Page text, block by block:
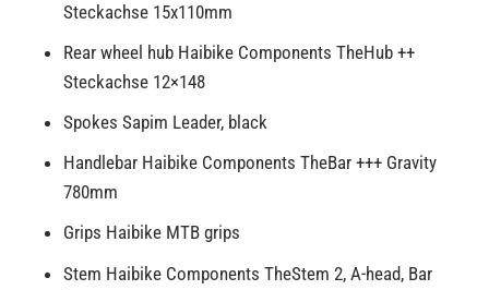
Steckachse 15x110mm
Rear wheel hub Haibike Components TheHub ++
Steckachse 12×148
Spokes Sapim Leader, black
Handlebar Haibike Components TheBar +++ Gravity
780mm
Grips Haibike MTB grips
Stem Haibike Components TheStem 2, A-head, Bar